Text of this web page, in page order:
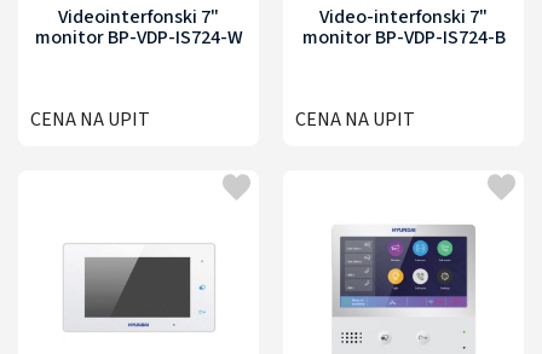
Videointerfonski 7"
monitor BP-VDP-IS724-W
CENA NA UPIT
Video-interfonski 7"
monitor BP-VDP-IS724-B
CENA NA UPIT